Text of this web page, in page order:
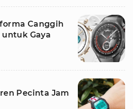
Canggih
Gaya
Pecinta Jam